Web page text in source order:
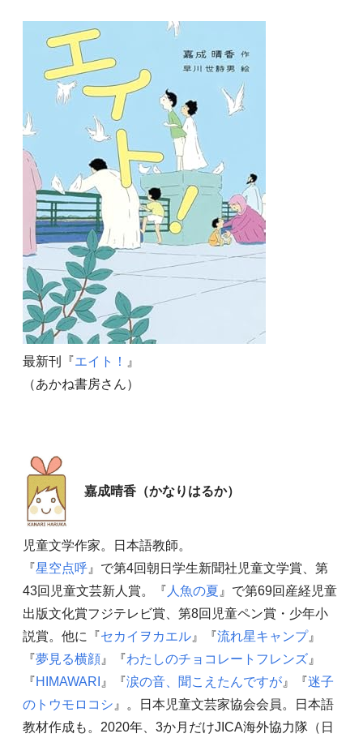
最新刊『エイト！
』
（あかね書房さん）
嘉成晴香（かなりはるか）
児童文学作家。日本語教師。
『星空点呼』で第4回朝日学生新聞社児童文学賞、第
43回児童文芸新人賞。『 人魚の夏 』で第69回産経児童
出版文化賞フジテレビ賞、第8回児童ペン賞・少年小
説賞。他に『セカイヲカエル』『流れ星キャンプ』
『夢見る横顔』『わたしのチョコレートフレンズ』
『HIMAWARI 』『涙の音、聞こえたんですが』『迷子
のトウモロコシ 』。日本児童文芸家協会会員。日本語
教材作成も。2020年、3か月だけJICA海外協力隊（日